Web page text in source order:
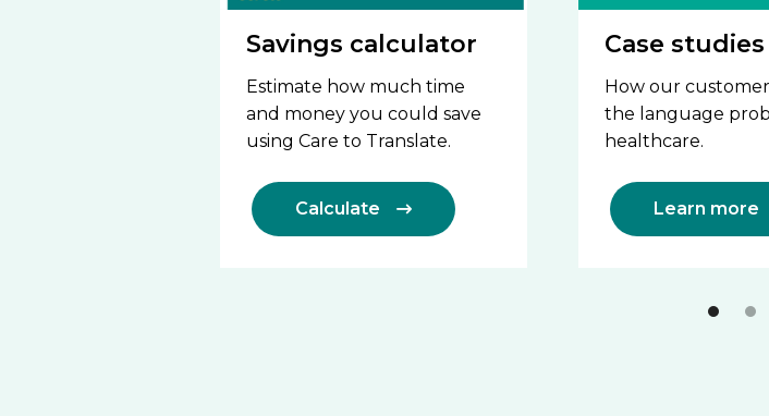
Savings calculator
Estimate how much time
and money you could save
using Care to Translate.
Calculate 
Case studies
How our
the language
healthcare.
Learn more